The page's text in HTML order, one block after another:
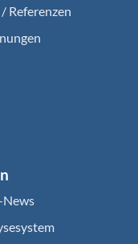
Referenzen
News